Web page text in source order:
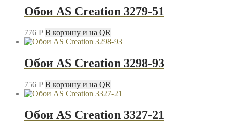
Обои AS Creation 3279-51
776 P В корзину и на QR
Обои AS Creation 3298-93
756 P В корзину и на QR
Обои AS Creation 3327-21